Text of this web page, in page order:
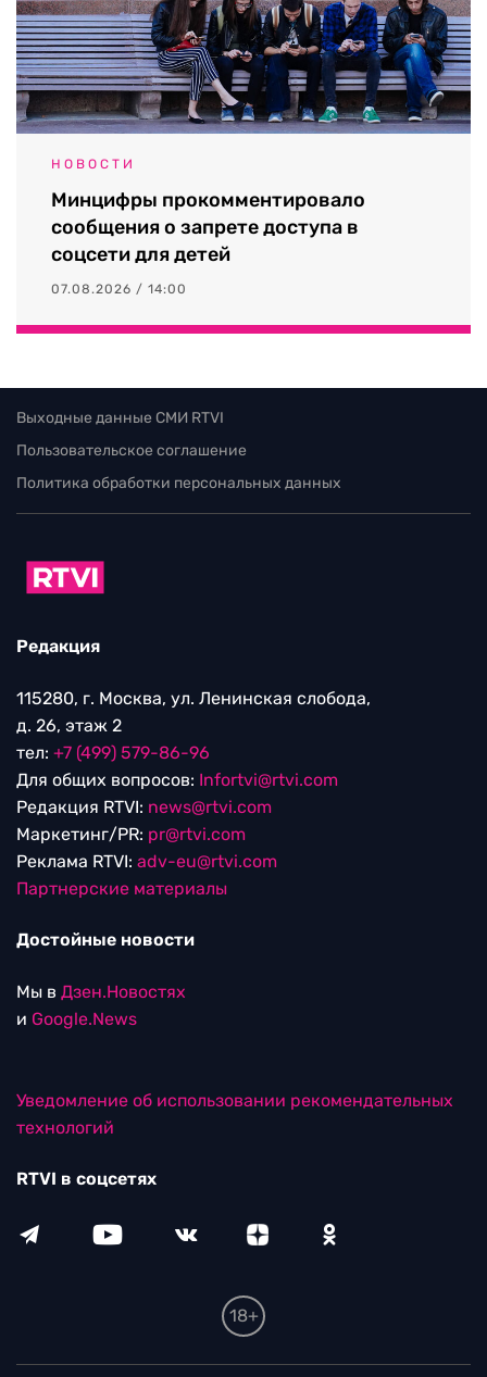
НОВОСТИ
Минцифры прокомментировало
сообщения о запрете доступа в
соцсети для детей
07.08.2026 / 14:00
Выходные данные СМИ RTVI
Пользовательское соглашение
Политика обработки персональных данных
Редакция
115280, г. Москва, ул. Ленинская слобода,
д. 26, этаж 2
тел: +7 (499) 579-86-96
Для общих вопросов: Infortvi@rtvi.com
Редакция RTVI: news@rtvi.com
Маркетинг/PR: pr@rtvi.com
Реклама RTVI: adv-eu@rtvi.com
Партнерские материалы
Достойные новости
Мы в Дзен.Новостях
и Google.News
Уведомление об использовании рекомендательных
технологий
RTVI в соцсетях
18+